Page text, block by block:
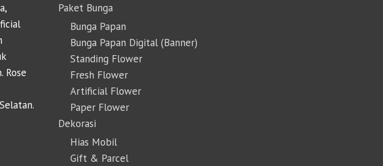
Rose
Paket Bunga
Bunga Papan
Bunga Papan Digital (Banner)
Standing Flower
Fresh Flower
Artificial Flower
Paper Flower
Dekorasi
Hias Mobil
Gift & Parcel